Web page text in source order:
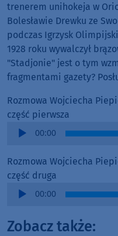
trenerem unihokeja w
Bolesławie Drewku ze
podczas Igrzysk
1928 roku wywalczył
"Stadjonie" jest o tym
fragmentami gazety?
Rozmowa Wojciecha
część pierwsza
Audio
00:00
Rozmowa Wojciecha
część druga
Audio
00:00
Zobacz także: